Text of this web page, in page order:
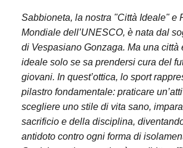
Sabbioneta, la nostra "Città Ideale" e
Mondiale dell’UNESCO, è nata dal
di Vespasiano Gonzaga. Ma una città
ideale solo se sa prendersi cura del
giovani. In quest’ottica, lo sport
pilastro fondamentale: praticare
scegliere uno stile di vita sano,
sacrificio e della disciplina,
antidoto contro ogni forma di